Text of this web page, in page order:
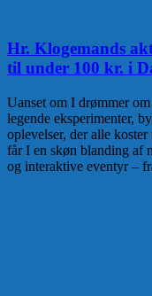
Hr. Klogemands
til under 100 kr. i
Uanset om I drømmer
legende eksperimenter,
oplevelser, der alle
får I en skøn blanding af
og interaktive eventyr –